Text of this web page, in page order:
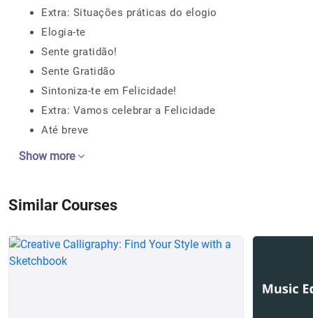
Extra: Situações práticas do elogio
Elogia-te
Sente gratidão!
Sente Gratidão
Sintoniza-te em Felicidade!
Extra: Vamos celebrar a Felicidade
Até breve
Show more
Similar Courses